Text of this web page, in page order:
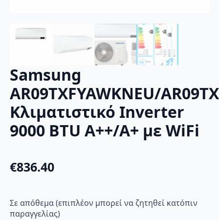
Samsung
AR09TXFYAWKNEU/
Κλιματιστικό Inverter
9000 BTU A++/A+ με WiFi
€836.40
Σε απόθεμα (επιπλέον μπορεί να ζητηθεί κατόπιν
παραγγελίας)